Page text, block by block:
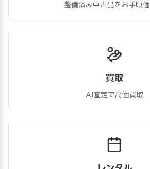
整備済み中古品をお手頃
買取
AI査定で高価買取